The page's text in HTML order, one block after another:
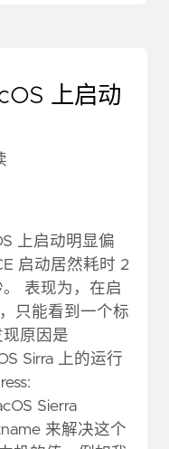
上启动
上启动明显偏
启动居然耗时 2
表现为，在启
只能看到一个标
原因是
Sirra 上的运行
Sierra
来解决这个